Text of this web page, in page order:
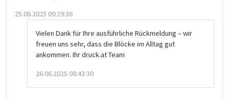
25.06.2025 09:29:36
Vielen Dank für Ihre ausführliche Rückmeldung – wir
freuen uns sehr, dass die Blöcke im Alltag gut
ankommen. Ihr druck.at Team
26.06.2025 08:43:30